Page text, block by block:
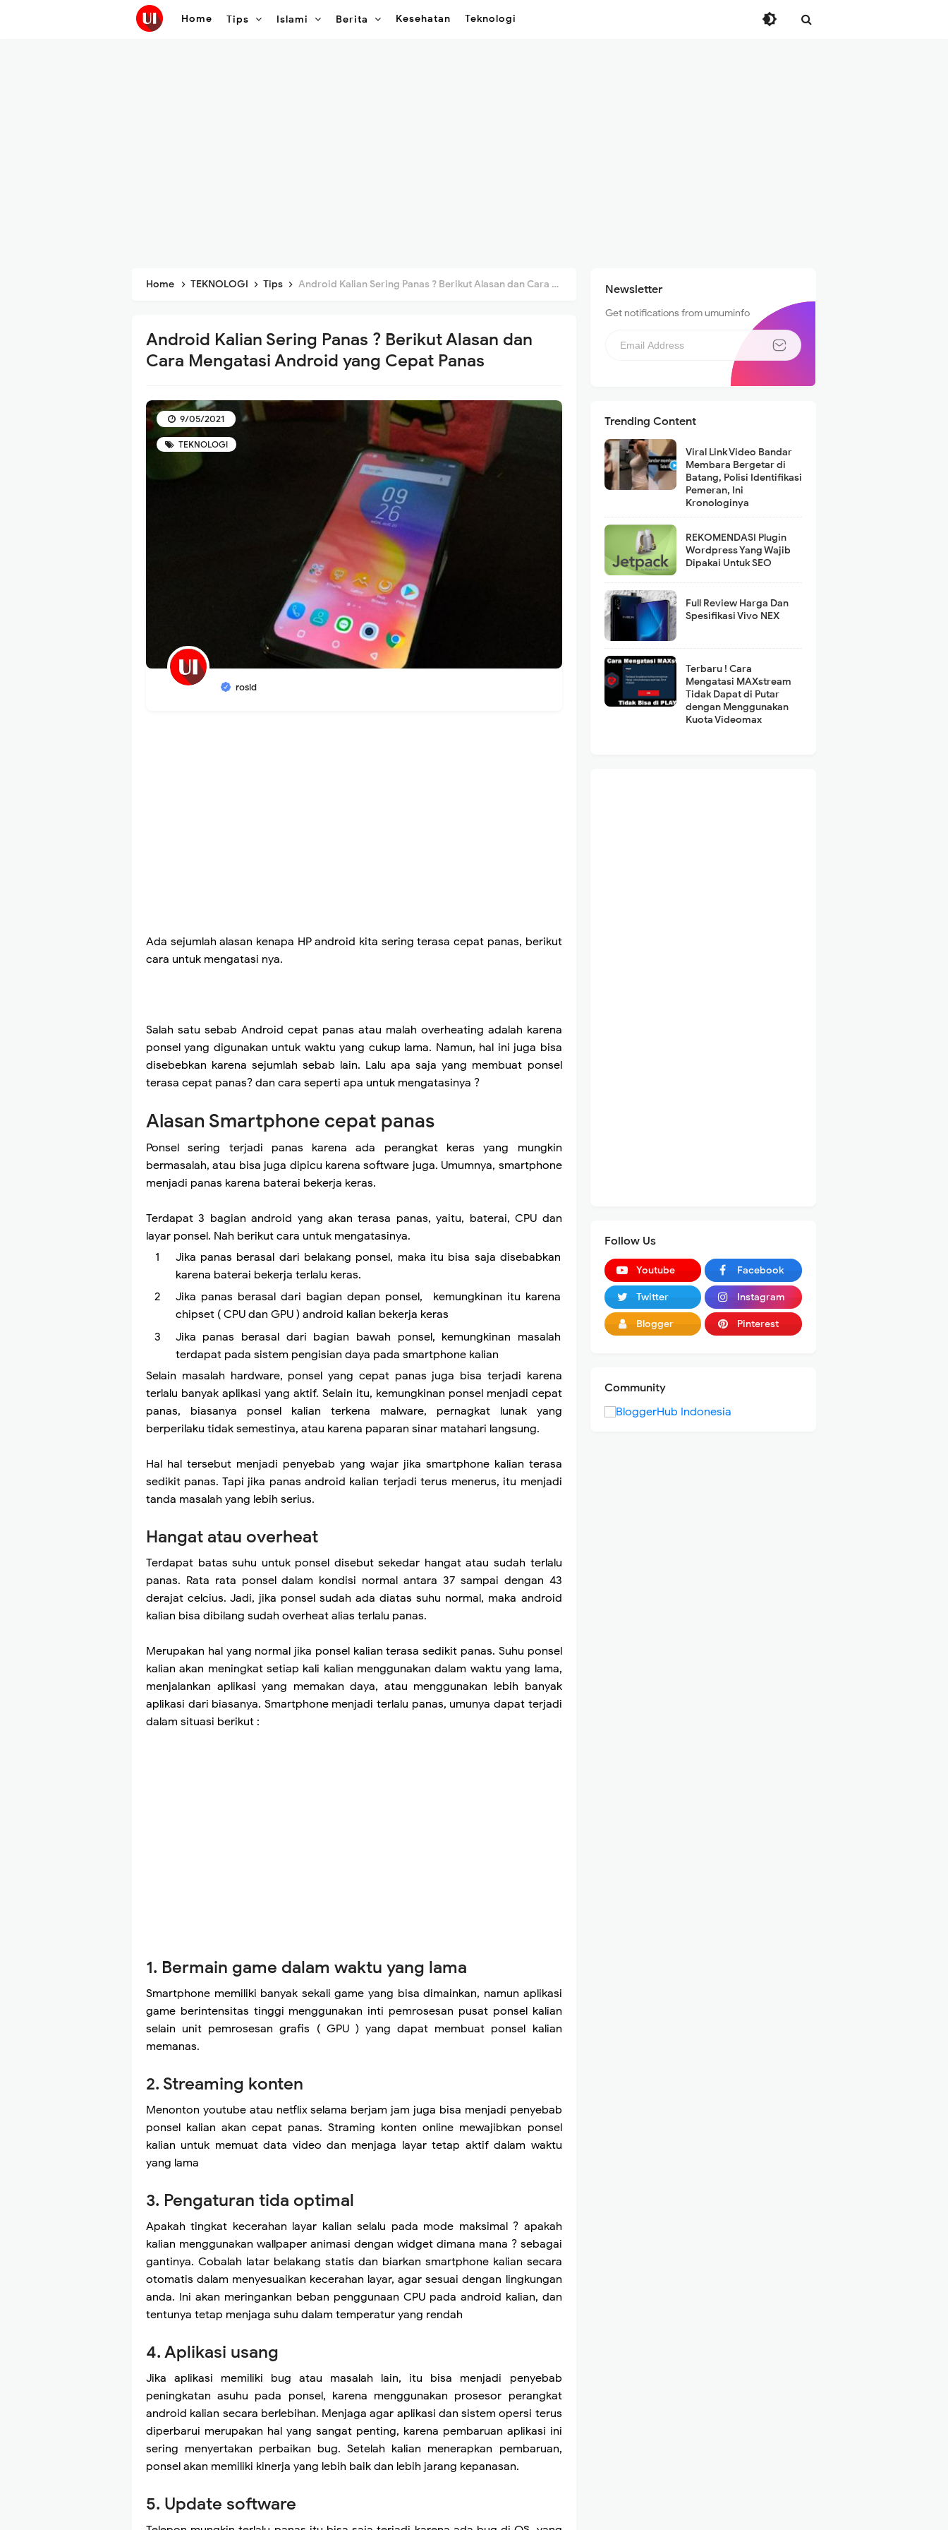
Home Tips Islami Berita Kesehatan Teknologi
Home TEKNOLOGI Tips Android Kalian Sering Panas ? Berikut Alasan dan Cara Mengatasi Android yang Cepat Panas
Android Kalian Sering Panas ? Berikut Alasan dan
Cara Mengatasi Android yang Cepat Panas
TEKNOLOGI
rosid
9/05/2021
Ada sejumlah alasan kenapa HP android kita sering terasa cepat panas, berikut
cara untuk mengatasi nya.
Salah satu sebab Android cepat panas atau malah overheating adalah karena
ponsel yang digunakan untuk waktu yang cukup lama. Namun, hal ini juga bisa
disebebkan karena sejumlah sebab lain. Lalu apa saja yang membuat ponsel
terasa cepat panas? dan cara seperti apa untuk mengatasinya ?
Alasan Smartphone cepat panas
Ponsel sering terjadi panas karena ada perangkat keras yang mungkin
bermasalah, atau bisa juga dipicu karena software juga. Umumnya, smartphone
menjadi panas karena baterai bekerja keras.
Terdapat 3 bagian android yang akan terasa panas, yaitu, baterai, CPU dan
layar ponsel. Nah berikut cara untuk mengatasinya.
Jika panas berasal dari belakang ponsel, maka itu bisa saja disebabkan
karena baterai bekerja terlalu keras.
Jika panas berasal dari bagian depan ponsel, kemungkinan itu karena
chipset ( CPU dan GPU ) android kalian bekerja keras
Jika panas berasal dari bagian bawah ponsel, kemungkinan masalah
terdapat pada sistem pengisian daya pada smartphone kalian
Selain masalah hardware, ponsel yang cepat panas juga bisa terjadi karena
terlalu banyak aplikasi yang aktif. Selain itu, kemungkinan ponsel menjadi cepat
panas, biasanya ponsel kalian terkena malware, pernagkat lunak yang
berperilaku tidak semestinya, atau karena paparan sinar matahari langsung.
Hal hal tersebut menjadi penyebab yang wajar jika smartphone kalian terasa
sedikit panas. Tapi jika panas android kalian terjadi terus menerus, itu menjadi
tanda masalah yang lebih serius.
Hangat atau overheat
Terdapat batas suhu untuk ponsel disebut sekedar hangat atau sudah terlalu
panas. Rata rata ponsel dalam kondisi normal antara 37 sampai dengan 43
derajat celcius. Jadi, jika ponsel sudah ada diatas suhu normal, maka android
kalian bisa dibilang sudah overheat alias terlalu panas.
Merupakan hal yang normal jika ponsel kalian terasa sedikit panas. Suhu ponsel
kalian akan meningkat setiap kali kalian menggunakan dalam waktu yang lama,
menjalankan aplikasi yang memakan daya, atau menggunakan lebih banyak
aplikasi dari biasanya. Smartphone menjadi terlalu panas, umunya dapat terjadi
dalam situasi berikut :
1. Bermain game dalam waktu yang lama
Smartphone memiliki banyak sekali game yang bisa dimainkan, namun aplikasi
game berintensitas tinggi menggunakan inti pemrosesan pusat ponsel kalian
selain unit pemrosesan grafis ( GPU ) yang dapat membuat ponsel kalian
memanas.
2. Streaming konten
Menonton youtube atau netflix selama berjam jam juga bisa menjadi penyebab
ponsel kalian akan cepat panas. Straming konten online mewajibkan ponsel
kalian untuk memuat data video dan menjaga layar tetap aktif dalam waktu
yang lama
3. Pengaturan tida optimal
Apakah tingkat kecerahan layar kalian selalu pada mode maksimal ? apakah
kalian menggunakan wallpaper animasi dengan widget dimana mana ? sebagai
gantinya. Cobalah latar belakang statis dan biarkan smartphone kalian secara
otomatis dalam menyesuaikan kecerahan layar, agar sesuai dengan lingkungan
anda. Ini akan meringankan beban penggunaan CPU pada android kalian, dan
tentunya tetap menjaga suhu dalam temperatur yang rendah
4. Aplikasi usang
Jika aplikasi memiliki bug atau masalah lain, itu bisa menjadi penyebab
peningkatan asuhu pada ponsel, karena menggunakan prosesor perangkat
android kalian secara berlebihan. Menjaga agar aplikasi dan sistem opersi terus
diperbarui merupakan hal yang sangat penting, karena pembaruan aplikasi ini
sering menyertakan perbaikan bug. Setelah kalian menerapkan pembaruan,
ponsel akan memiliki kinerja yang lebih baik dan lebih jarang kepanasan.
5. Update software
Newsletter
Get notifications from umuminfo
Trending Content
Viral Link Video Bandar
Membara Bergetar di
Batang, Polisi Identifikasi
Pemeran, Ini
Kronologinya
REKOMENDASI Plugin
Wordpress Yang Wajib
Dipakai Untuk SEO
Full Review Harga Dan
Spesifikasi Vivo NEX
Terbaru ! Cara
Mengatasi MAXstream
Tidak Dapat di Putar
dengan Menggunakan
Kuota Videomax
Follow Us
Youtube Facebook
Twitter Instagram
Blogger Pinterest
Community